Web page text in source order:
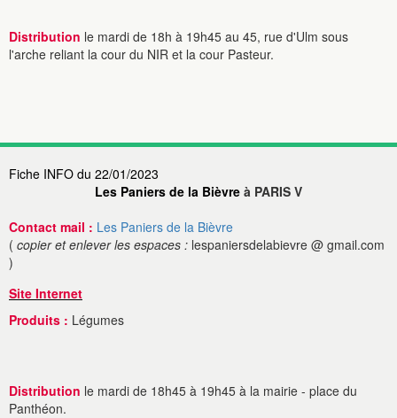
Distribution le mardi de 18h à 19h45 au 45, rue d'Ulm sous
l'arche reliant la cour du NIR et la cour Pasteur.
Fiche INFO du 22/01/2023
Les Paniers de la Bièvre à PARIS V
Contact mail : Les Paniers de la Bièvre
( copier et enlever les espaces : lespaniersdelabievre @ gmail.com
)
Site Internet
Produits : Légumes
Distribution le mardi de 18h45 à 19h45 à la mairie - place du
Panthéon.